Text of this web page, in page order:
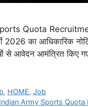
Quota Recruitment
2026 का आधिकारिक
से आवेदन आमंत्रित किए
, HOME,Job
Indian Army Sports Quota